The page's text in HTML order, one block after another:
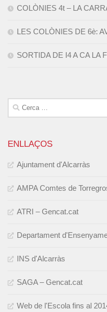
COLÒNIES 4t – LA
LES COLÒNIES DE 6è:
SORTIDA DE I4 A CA LA
Cerca:
ENLLAÇOS
Ajuntament d'Alcarràs
AMPA Comtes de
ATRI – Gencat.cat
Departament
INS d'Alcarràs
SAGA – Gencat.cat
Web de l'Escola fins al